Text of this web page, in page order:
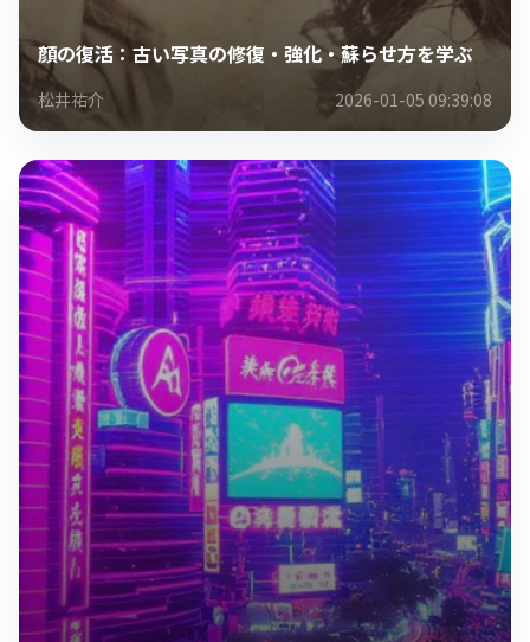
顔の復活：古い写真の修復・強化・蘇らせ方を学ぶ
松井祐介 2026-01-05 09:39:08